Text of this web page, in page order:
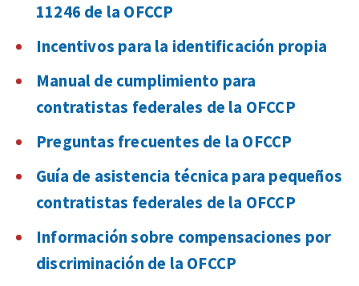
11246 de la OFCCP
Incentivos para la identificación propia
Manual de cumplimiento para
contratistas federales de la OFCCP
Preguntas frecuentes de la OFCCP
Guía de asistencia técnica para pequeños
contratistas federales de la OFCCP
Información sobre compensaciones por
discriminación de la OFCCP